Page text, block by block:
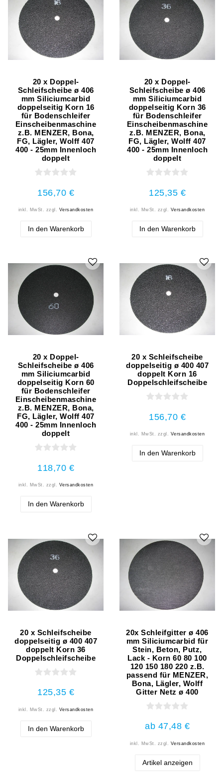
20 x Doppel-
Schleifscheibe ø 406
mm Siliciumcarbid
doppelseitig Korn 16
für Bodenschleifer
Einscheibenmaschine
z.B. MENZER, Bona,
FG, Lägler, Wolff 407
400 - 25mm Innenloch
doppelt
156,70 €
inkl. MwSt. zzgl. Versandkosten
In den Warenkorb
20 x Doppel-
Schleifscheibe ø 406
mm Siliciumcarbid
doppelseitig Korn 36
für Bodenschleifer
Einscheibenmaschine
z.B. MENZER, Bona,
FG, Lägler, Wolff 407
400 - 25mm Innenloch
doppelt
125,35 €
inkl. MwSt. zzgl. Versandkosten
In den Warenkorb
20 x Doppel-
Schleifscheibe ø 406
mm Siliciumcarbid
doppelseitig Korn 60
für Bodenschleifer
Einscheibenmaschine
z.B. MENZER, Bona,
FG, Lägler, Wolff 407
400 - 25mm Innenloch
doppelt
118,70 €
inkl. MwSt. zzgl. Versandkosten
In den Warenkorb
20 x Schleifscheibe
doppelseitig ø 400 407
doppelt Korn 16
Doppelschleifscheibe
156,70 €
inkl. MwSt. zzgl. Versandkosten
In den Warenkorb
20 x Schleifscheibe
doppelseitig ø 400 407
doppelt Korn 36
Doppelschleifscheibe
125,35 €
inkl. MwSt. zzgl. Versandkosten
In den Warenkorb
20x Schleifgitter ø 406
mm Siliciumcarbid für
Stein, Beton, Putz,
Lack - Korn 60 80 100
120 150 180 220 z.B.
passend für MENZER,
Bona, Lägler, Wolff
Gitter Netz ø 400
ab 47,48 €
inkl. MwSt. zzgl. Versandkosten
Artikel anzeigen